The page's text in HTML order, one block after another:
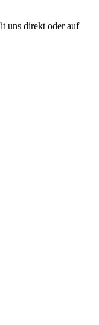
uns direkt oder auf